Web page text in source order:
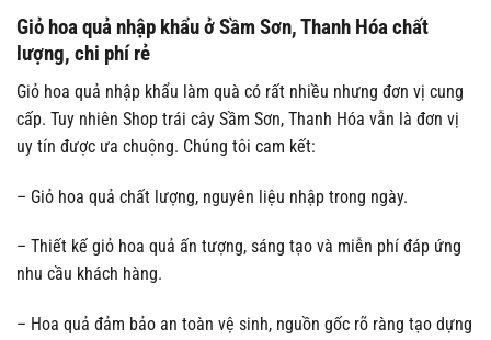
Giỏ hoa quả nhập khẩu ở Sầm Sơn, Thanh Hóa chất
lượng, chi phí rẻ
Giỏ hoa quả nhập khẩu làm quà có rất nhiều nhưng đơn vị cung
cấp. Tuy nhiên Shop trái cây Sầm Sơn, Thanh Hóa vẫn là đơn vị
uy tín được ưa chuộng. Chúng tôi cam kết:
– Giỏ hoa quả chất lượng, nguyên liệu nhập trong ngày.
– Thiết kế giỏ hoa quả ấn tượng, sáng tạo và miễn phí đáp ứng
nhu cầu khách hàng.
– Hoa quả đảm bảo an toàn vệ sinh, nguồn gốc rõ ràng tạo dựng